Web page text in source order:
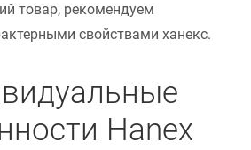
товар, рекомендуем
свойствами ханекс.
Hanex